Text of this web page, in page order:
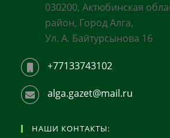
030200, Актюбинская
район, Город Алга,
Ул. А. Байтурсынова 16
+77133743102
alga.gazet@mail.ru
НАШИ КОНТАКТЫ: